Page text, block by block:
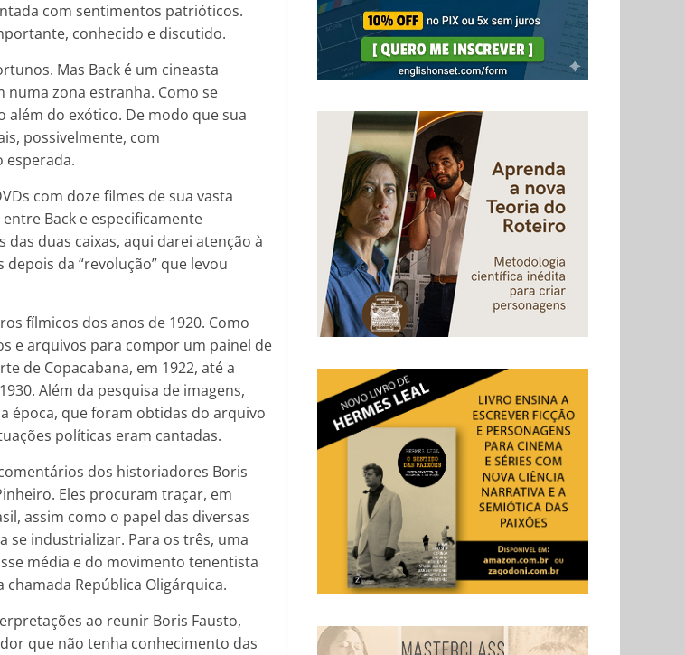
com sentimentos patrióticos.
conhecido e discutido.
Mas Back é um cineasta
numa zona estranha. Como se
além do exótico. De modo que sua
possivelmente, com
esperada.
com doze filmes de sua vasta
Back e especificamente
duas caixas, aqui darei atenção à
da “revolução” que levou
fílmicos dos anos de 1920. Como
e arquivos para compor um painel de
de Copacabana, em 1922, até a
Além da pesquisa de imagens,
época, que foram obtidas do arquivo
políticas eram cantadas.
dos historiadores Boris
Eles procuram traçar, em
assim como o papel das diversas
se industrializar. Para os três, uma
média e do movimento tenentista
República Oligárquica.
ao reunir Boris Fausto,
que não tenha conhecimento das